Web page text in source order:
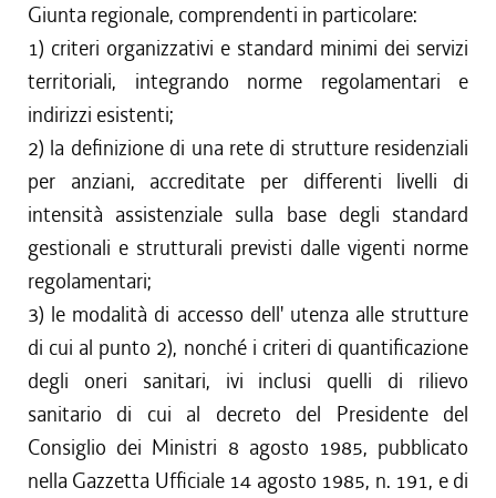
Giunta regionale, comprendenti in particolare:
1) criteri organizzativi e standard minimi dei servizi
territoriali, integrando norme regolamentari e
indirizzi esistenti;
2) la definizione di una rete di strutture residenziali
per anziani, accreditate per differenti livelli di
intensità assistenziale sulla base degli standard
gestionali e strutturali previsti dalle vigenti norme
regolamentari;
3) le modalità di accesso dell' utenza alle strutture
di cui al punto 2), nonché i criteri di quantificazione
degli oneri sanitari, ivi inclusi quelli di rilievo
sanitario di cui al decreto del Presidente del
Consiglio dei Ministri 8 agosto 1985, pubblicato
nella Gazzetta Ufficiale 14 agosto 1985, n. 191, e di